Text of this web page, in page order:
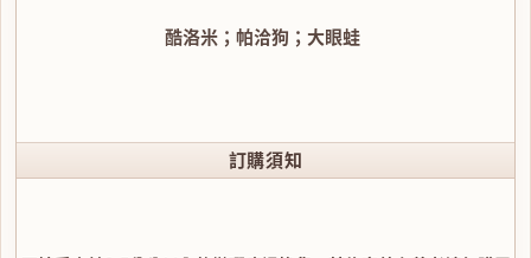
酷洛米；帕洽狗；大眼蛙
訂購須知